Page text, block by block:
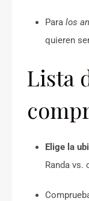
Para los
quieren
Lista
Elige la
Randa vs.